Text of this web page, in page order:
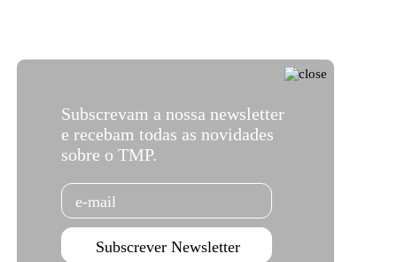
Subscrevam a nossa newsletter
e recebam todas as novidades
sobre o TMP.
Email
Subscrever Newsletter